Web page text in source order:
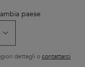
tramite comunicazione
e servizi di
SMS e testo
paese
dettagli ocontattarci